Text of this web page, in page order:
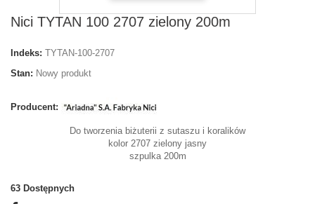
Nici TYTAN 100 2707 zielony 200m
Indeks: TYTAN-100-2707
Stan: Nowy produkt
Producent:
Do tworzenia biżuterii z sutaszu i koralików
kolor 2707 zielony jasny
szpulka 200m
63 Dostępnych